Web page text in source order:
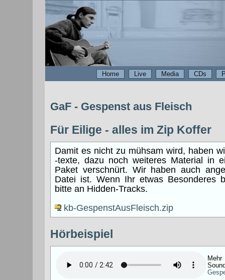
Home Live Media CDs
GaF - Gespenst aus Fleisch
Für Eilige - alles im Zip Koffer
Damit es nicht zu mühsam wird, haben
-texte, dazu noch weiteres Material in
Paket verschnürt. Wir haben auch
Datei ist. Wenn Ihr etwas Besonderes
bitte an Hidden-Tracks.
kb-GespenstAusFleisch.zip
Hörbeispiel